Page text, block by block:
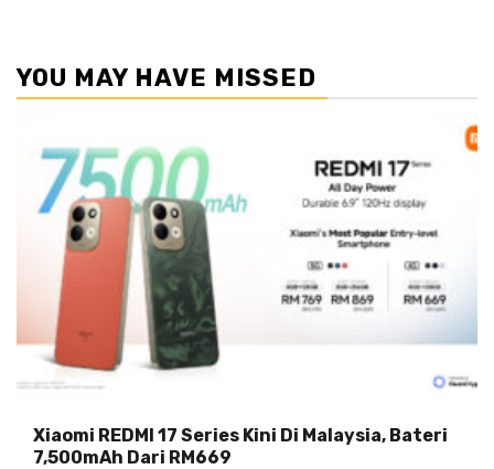
YOU MAY HAVE MISSED
Xiaomi REDMI 17 Series Kini Di Malaysia, Bateri
7,500mAh Dari RM669